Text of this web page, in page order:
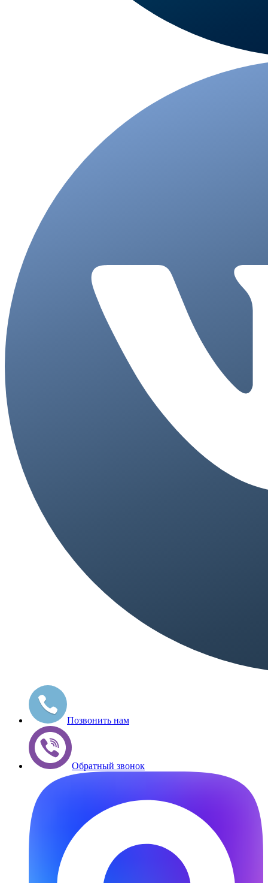
Позвонить нам
Обратный звонок